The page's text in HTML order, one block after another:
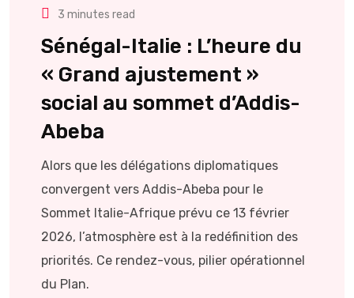
3 minutes read
Sénégal-Italie : L’heure du
« Grand ajustement »
social au sommet d’Addis-
Abeba
Alors que les délégations diplomatiques
convergent vers Addis-Abeba pour le
Sommet Italie-Afrique prévu ce 13 février
2026, l’atmosphère est à la redéfinition des
priorités. Ce rendez-vous, pilier opérationnel
du Plan.